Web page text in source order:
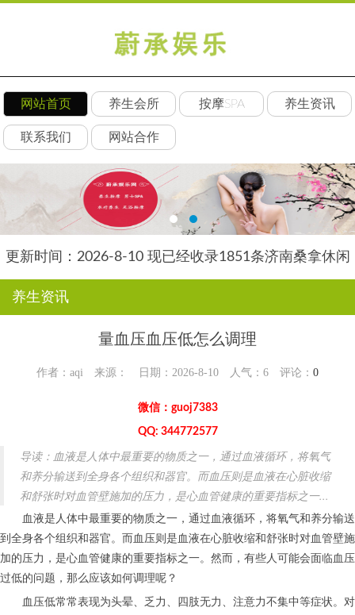
网站首页 养生会所 按摩SPA 养生资讯
联系我们 网站合作
更新时间：2026-8-10 现已经收录1851条济南桑拿休闲
养生资讯
量血压血压低怎么调理
作者：aqi 来源： 日期：2026-8-10 人气： 6 评论： 0
微信：guoj7383
QQ: 344772577
导读：血液是人体中最重要的物质之一，通过血液循环，将氧气
和养分输送到全身各个组织和器官。而血压则是血液在心脏收缩
和舒张时对血管壁施加的压力，是心血管健康的重要指标之一...
血液是人体中最重要的物质之一，通过血液循环，将氧气和养分输送
到全身各个组织和器官。而血压则是血液在心脏收缩和舒张时对血管壁施
加的压力，是心血管健康的重要指标之一。然而，有些人可能会面临血压
过低的问题，那么应该如何调理呢？
血压低常常表现为头晕、乏力、四肢无力、注意力不集中等症状。对